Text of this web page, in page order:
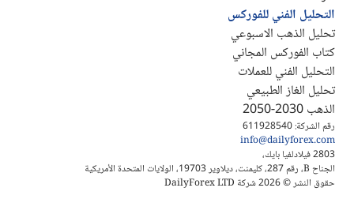
رقم الشركة: 611928540
info@dailyforex.com
2803 فيلادلفيا بايك،
الجناح B، رقم 287، كليمنت، ديلاوير 19703، الولايات المتحدة الأمريكية
حقوق النشر © 2026 شركة DailyForex LTD
التحليل الفني للفوركس
تحليل الذهب الاسبوعي
كتاب الفوركس المجاني
التحليل الفني للعملات
تحليل الغاز الطبيعي
الذهب 2030-2050